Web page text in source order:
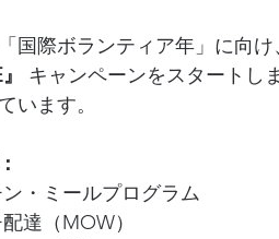
国際ボランティア年」に向
キャンペーンをスタートし
います。
・ミールプログラム
達（MOW）